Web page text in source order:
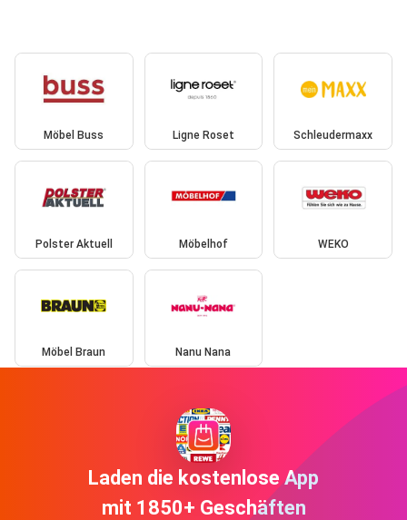
Möbel Buss Ligne Roset Schleudermaxx
Polster Aktuell Möbelhof WEKO
Möbel Braun Nanu Nana
Laden die kostenlose App
mit 1850+ Geschäften